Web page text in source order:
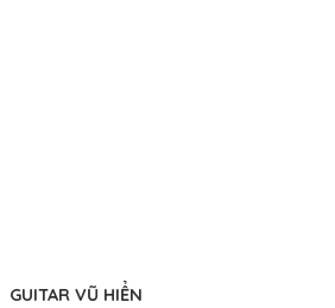
GUITAR VŨ HIỂN